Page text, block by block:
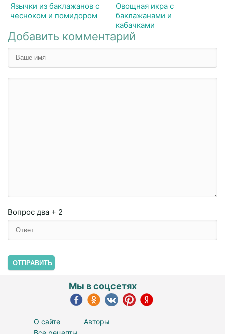
Язычки из баклажанов с
чесноком и помидором
Овощная икра с
баклажанами и
кабачками
Добавить комментарий
Вопрос два + 2
ОТПРАВИТЬ
О сайте
Авторы
Мы в соцсетях